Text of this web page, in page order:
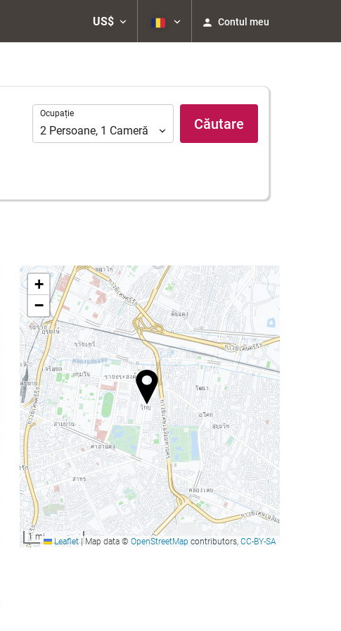
US$ Contul meu
Ocupație
Ocupație
2 Persoane, 1 Cameră Căutare
+
−
1 mi Leaflet |Map data © OpenStreetMap contributors, CC-BY-SA